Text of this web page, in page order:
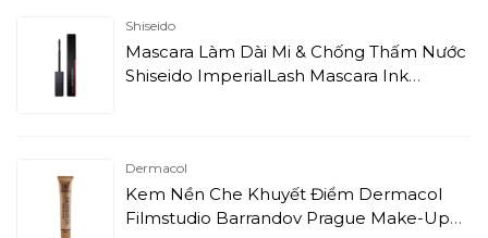
Shiseido
Mascara Làm Dài Mi & Chống Thấm Nước
Shiseido ImperialLash Mascara Ink
Dermacol
Kem Nền Che Khuyết Điểm Dermacol
Filmstudio Barrandov Prague Make-Up